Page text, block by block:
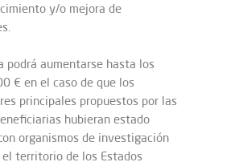
y/o mejora de
podrá aumentarse hasta los
€ en el caso de que los
principales propuestos por las
hubieran estado
organismos de investigación
territorio de los Estados